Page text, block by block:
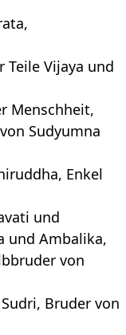
Teile Vijaya und
Menschheit,
Sudyumna
Enkel
und
und Ambalika,
von
Bruder von